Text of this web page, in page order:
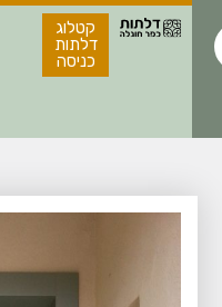
קטלוג
דלתות
כניסה